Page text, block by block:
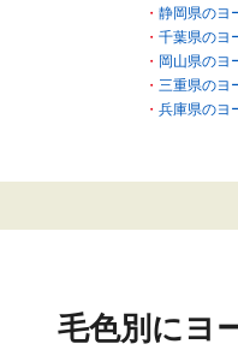
静岡県のヨ
千葉県のヨ
岡山県のヨ
三重県のヨ
兵庫県のヨ
毛色別にヨ